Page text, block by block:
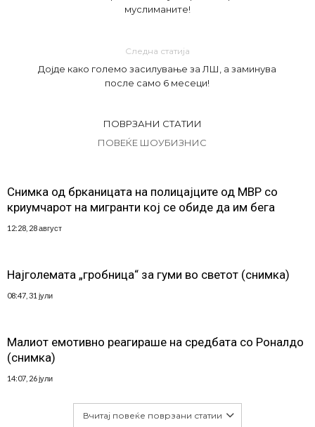
муслиманите!
Следна статија
Дојде како големо засилување за ЛШ, а заминува
после само 6 месеци!
ПОВРЗАНИ СТАТИИ
ПОВЕЌЕ ШОУБИЗНИС
Снимка од брканицата на полицајците од МВР со
криумчарот на мигранти кој се обиде да им бега
12:28, 28 август
Најголемата „гробница“ за гуми во светот (снимка)
08:47, 31 јули
Малиот емотивно реагираше на средбата со Роналдо
(снимка)
14:07, 26 јули
Вчитај повеќе поврзани статии